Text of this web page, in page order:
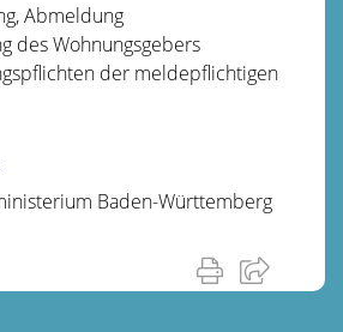
Abmeldung
des Wohnungsgebers
der meldepflichtigen
Baden-Württemberg